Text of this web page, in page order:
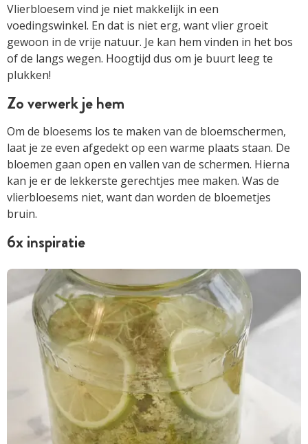
Vlierbloesem vind je niet makkelijk in een
voedingswinkel. En dat is niet erg, want vlier groeit
gewoon in de vrije natuur. Je kan hem vinden in het bos
of de langs wegen. Hoogtijd dus om je buurt leeg te
plukken!
Zo verwerk je hem
Om de bloesems los te maken van de bloemschermen,
laat je ze even afgedekt op een warme plaats staan. De
bloemen gaan open en vallen van de schermen. Hierna
kan je er de lekkerste gerechtjes mee maken. Was de
vlierbloesems niet, want dan worden de bloemetjes
bruin.
6x inspiratie